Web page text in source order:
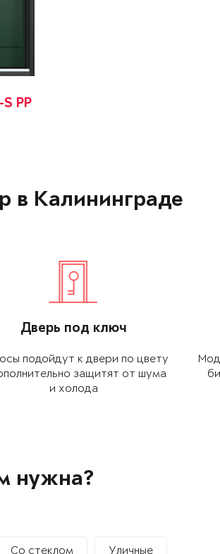
PP
в Калининграде
Дверь под ключ
подойдут к двери по цвету
защитят от шума
и холода
нужна?
Со стеклом Уличные